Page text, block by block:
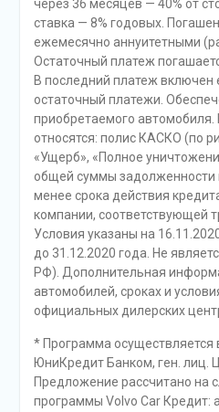
через 36 месяцев — 40% от
ставка — 8% годовых.
ежемесячно аннуитетными
Остаточный платеж
В последний платеж
остаточный платежи.
приобретаемого автомобиля.
относятся: полис КАСКО (по
«Ущерб», «Полное
общей суммы задолженности
менее срока действия
компании, соответствующей
Условия указаны на
до 31.12.2020 года. Не
РФ). Дополнительная
автомобилей, сроках и
официальных дилерских
* Программа осуществляется
ЮниКредит Банком, ген. лиц.
Предложение рассчитано на
программы Volvo Car Кредит: